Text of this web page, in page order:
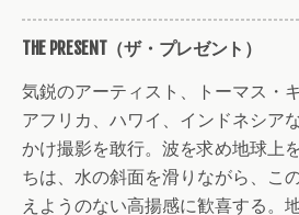
THE PRESENT（ザ・プレゼント）
気鋭のアーティスト、トーマス・
アフリカ、ハワイ、インドネシア
かけ撮影を敢行。波を求め地球上
ちは、水の斜面を滑りながら、こ
えようのない高揚感に歓喜する。